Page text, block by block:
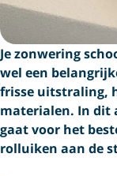
Je zonwering
wel een
frisse uitstraling,
materialen. In dit
gaat voor het
rolluiken aan de